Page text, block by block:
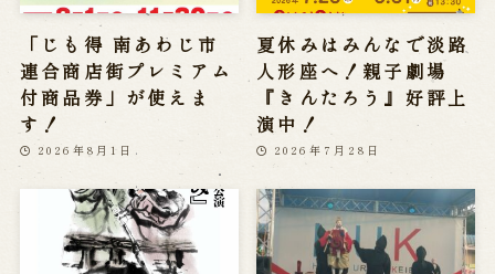
「じも得 南あわじ市
連合商店街プレミアム
付商品券」が使えま
す！
2026年8月1日
夏休みはみんなで淡路
人形座へ！親子劇場
『きんたろう』好評上
演中！
2026年7月28日